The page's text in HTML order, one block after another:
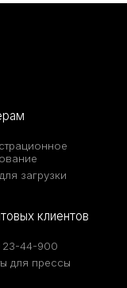
загрузки
клиентов
23-44-900
для прессы